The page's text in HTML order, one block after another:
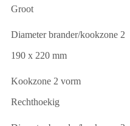
Groot
Diameter brander/kookzone 2
190 x 220 mm
Kookzone 2 vorm
Rechthoekig